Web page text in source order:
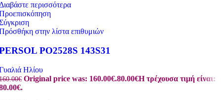
περισσότερα
στην λίστα επιθυμιών
PO2528S 143S31
Ηλίου
€ Original price was: 160.00€.80.00€Η τρέχουσα τιμή είναι: